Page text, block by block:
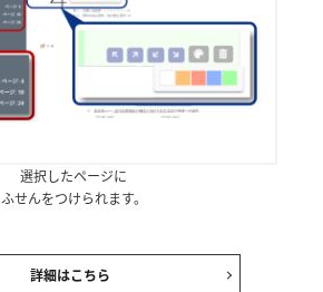
選択したページに
ふせんをつけられます。
詳細はこちら